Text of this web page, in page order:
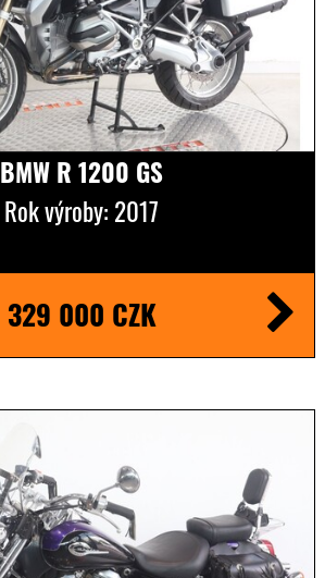
BMW R 1200 GS
Rok výroby: 2017
329 000 CZK